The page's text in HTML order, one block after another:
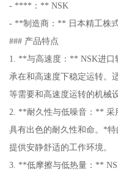
- ****：** NSK
- **制造商：** 日本精工株
### 产品特点
1. **与高速度：** NSK进口
承在和高速度下稳定运转。
等需要和高速度运转的机械设
2. **耐久性与低噪音：** 采
具有出色的耐久性和命。*
提供安静舒适的工作环境。
3. **低摩擦与低热量：**